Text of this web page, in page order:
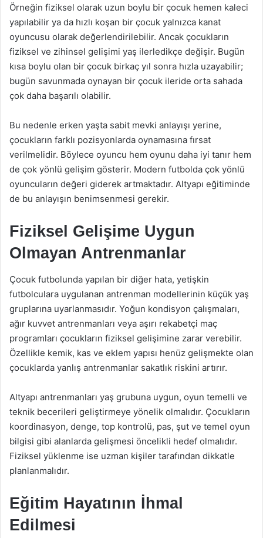
Örneğin fiziksel olarak uzun boylu bir çocuk hemen kaleci
yapılabilir ya da hızlı koşan bir çocuk yalnızca kanat
oyuncusu olarak değerlendirilebilir. Ancak çocukların
fiziksel ve zihinsel gelişimi yaş ilerledikçe değişir. Bugün
kısa boylu olan bir çocuk birkaç yıl sonra hızla uzayabilir;
bugün savunmada oynayan bir çocuk ileride orta sahada
çok daha başarılı olabilir.
Bu nedenle erken yaşta sabit mevki anlayışı yerine,
çocukların farklı pozisyonlarda oynamasına fırsat
verilmelidir. Böylece oyuncu hem oyunu daha iyi tanır hem
de çok yönlü gelişim gösterir. Modern futbolda çok yönlü
oyuncuların değeri giderek artmaktadır. Altyapı eğitiminde
de bu anlayışın benimsenmesi gerekir.
Fiziksel Gelişime Uygun
Olmayan Antrenmanlar
Çocuk futbolunda yapılan bir diğer hata, yetişkin
futbolculara uygulanan antrenman modellerinin küçük yaş
gruplarına uyarlanmasıdır. Yoğun kondisyon çalışmaları,
ağır kuvvet antrenmanları veya aşırı rekabetçi maç
programları çocukların fiziksel gelişimine zarar verebilir.
Özellikle kemik, kas ve eklem yapısı henüz gelişmekte olan
çocuklarda yanlış antrenmanlar sakatlık riskini artırır.
Altyapı antrenmanları yaş grubuna uygun, oyun temelli ve
teknik becerileri geliştirmeye yönelik olmalıdır. Çocukların
koordinasyon, denge, top kontrolü, pas, şut ve temel oyun
bilgisi gibi alanlarda gelişmesi öncelikli hedef olmalıdır.
Fiziksel yüklenme ise uzman kişiler tarafından dikkatle
planlanmalıdır.
Eğitim Hayatının İhmal
Edilmesi